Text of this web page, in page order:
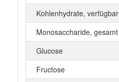
Kohlenhydrate, verfügbar
Monosaccharide, gesamt
Glucose
Fructose